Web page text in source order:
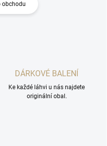
obchodu
DÁRKOVÉ BALENÍ
Ke každé láhvi u nás najdete
originální obal.